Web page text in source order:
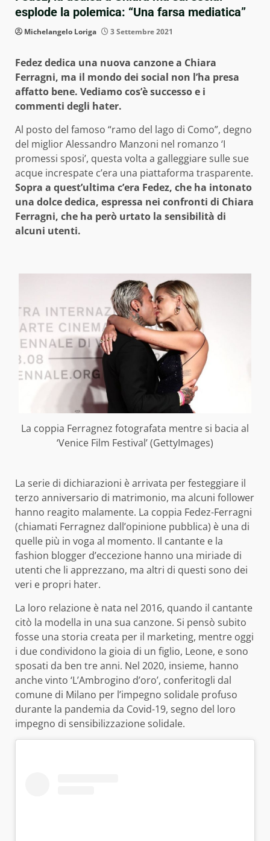
esplode la polemica: “Una farsa mediatica”
Michelangelo Loriga 3 Settembre 2021
Fedez dedica una nuova canzone a Chiara
Ferragni, ma il mondo dei social non l’ha presa
affatto bene. Vediamo cos’è successo e i
commenti degli hater.
Al posto del famoso “ramo del lago di Como”, degno
del miglior Alessandro Manzoni nel romanzo ‘I
promessi sposi’, questa volta a galleggiare sulle sue
acque increspate c’era una piattaforma trasparente.
Sopra a quest’ultima c’era Fedez, che ha intonato
una dolce dedica, espressa nei confronti di Chiara
Ferragni, che ha però urtato la sensibilità di
alcuni utenti.
La coppia Ferragnez fotografata mentre si bacia al
‘Venice Film Festival’ (GettyImages)
La serie di dichiarazioni è arrivata per festeggiare il
terzo anniversario di matrimonio, ma alcuni follower
hanno reagito malamente. La coppia Fedez-Ferragni
(chiamati Ferragnez dall’opinione pubblica) è una di
quelle più in voga al momento. Il cantante e la
fashion blogger d’eccezione hanno una miriade di
utenti che li apprezzano, ma altri di questi sono dei
veri e propri hater.
La loro relazione è nata nel 2016, quando il cantante
citò la modella in una sua canzone. Si pensò subito
fosse una storia creata per il marketing, mentre oggi
i due condividono la gioia di un figlio, Leone, e sono
sposati da ben tre anni. Nel 2020, insieme, hanno
anche vinto ‘L’Ambrogino d’oro’, conferitogli dal
comune di Milano per l’impegno solidale profuso
durante la pandemia da Covid-19, segno del loro
impegno di sensibilizzazione solidale.